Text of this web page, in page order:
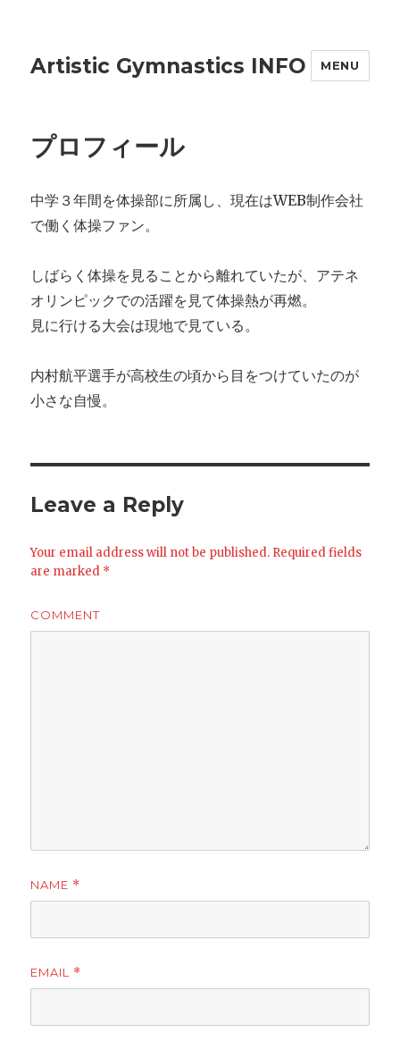
Artistic Gymnastics INFO MENU
プロフィール
中学３年間を体操部に所属し、現在はWEB制作会社
で働く体操ファン。
しばらく体操を見ることから離れていたが、アテネ
オリンピックでの活躍を見て体操熱が再燃。
見に行ける大会は現地で見ている。
内村航平選手が高校生の頃から目をつけていたのが
小さな自慢。
Leave a Reply
Your email address will not be published. Required fields
are marked *
COMMENT
NAME *
EMAIL *